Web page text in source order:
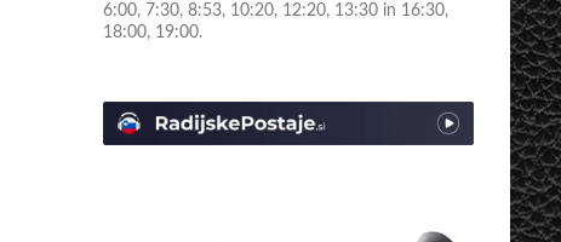
6:00, 7:30, 8:53, 10:20, 12:20, 13:30 in 16:30,
18:00, 19:00.